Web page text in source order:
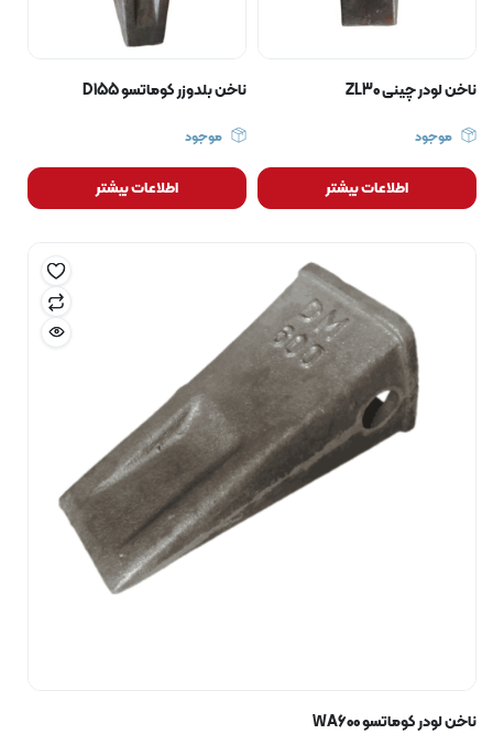
ناخن لودر چینی ZL30
موجود
اطلاعات بیشتر
ناخن بلدوزر کوماتسو D155
موجود
اطلاعات بیشتر
ناخن لودر کوماتسو WA600